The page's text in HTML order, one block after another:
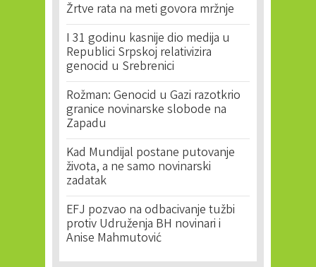
Žrtve rata na meti govora mržnje
I 31 godinu kasnije dio medija u
Republici Srpskoj relativizira
genocid u Srebrenici
Rožman: Genocid u Gazi razotkrio
granice novinarske slobode na
Zapadu
Kad Mundijal postane putovanje
života, a ne samo novinarski
zadatak
EFJ pozvao na odbacivanje tužbi
protiv Udruženja BH novinari i
Anise Mahmutović